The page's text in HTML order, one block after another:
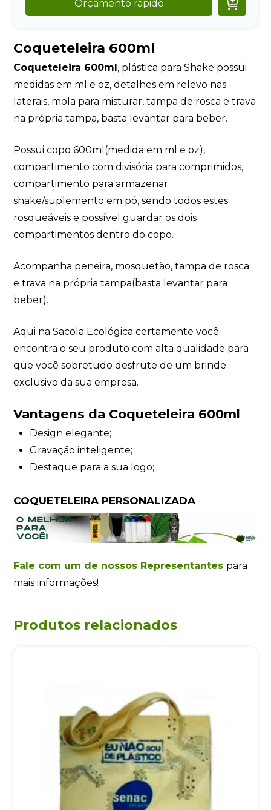
Orçamento rápido 
Coqueteleira 600ml
Coqueteleira 600ml, plástica para Shake possui
medidas em ml e oz, detalhes em relevo nas
laterais, mola para misturar, tampa de rosca e trava
na própria tampa, basta levantar para beber.
Possui copo 600ml(medida em ml e oz),
compartimento com divisória para comprimidos,
compartimento para armazenar
shake/suplemento em pó, sendo todos estes
rosqueáveis e possível guardar os dois
compartimentos dentro do copo.
Acompanha peneira, mosquetão, tampa de rosca
e trava na própria tampa(basta levantar para
beber).
Aqui na Sacola Ecológica certamente você
encontra o seu produto com alta qualidade para
que você sobretudo desfrute de um brinde
exclusivo da sua empresa.
Vantagens da Coqueteleira 600ml
Design elegante;
Gravação inteligente;
Destaque para a sua logo;
COQUETELEIRA PERSONALIZADA
Fale com um de nossos Representantes para
mais informações!
Produtos relacionados